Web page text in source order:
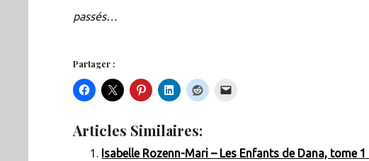
passés…
Partager :
Articles Similaires:
Isabelle Rozenn-Mari – Les Enfants de Dana, tome 1